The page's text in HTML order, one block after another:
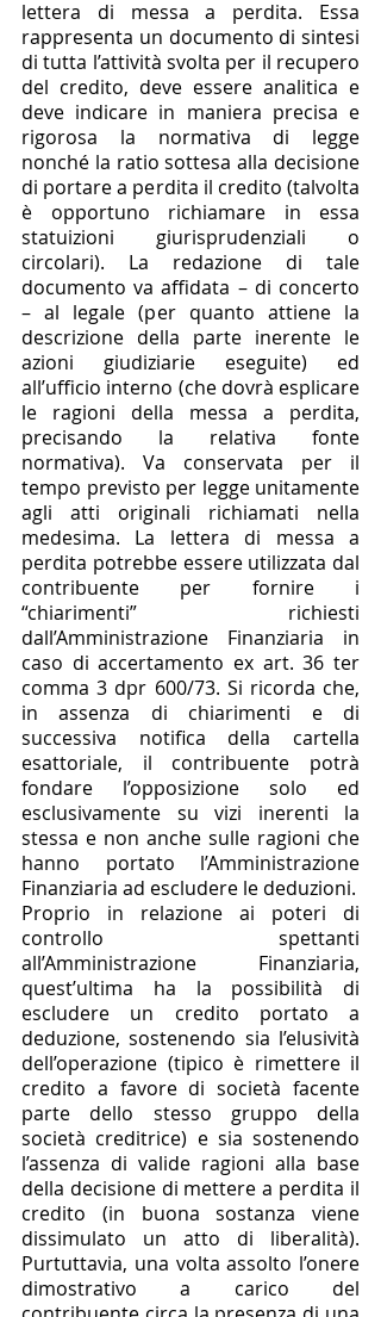
lettera di messa a perdita. Essa
rappresenta un documento di sintesi
di tutta l’attività svolta per il recupero
del credito, deve essere analitica e
deve indicare in maniera precisa e
rigorosa la normativa di legge
nonché la ratio sottesa alla decisione
di portare a perdita il credito (talvolta
è opportuno richiamare in essa
statuizioni giurisprudenziali o
circolari). La redazione di tale
documento va affidata – di concerto
– al legale (per quanto attiene la
descrizione della parte inerente le
azioni giudiziarie eseguite) ed
all’ufficio interno (che dovrà esplicare
le ragioni della messa a perdita,
precisando la relativa fonte
normativa). Va conservata per il
tempo previsto per legge unitamente
agli atti originali richiamati nella
medesima. La lettera di messa a
perdita potrebbe essere utilizzata dal
contribuente per fornire i
“chiarimenti” richiesti
dall’Amministrazione Finanziaria in
caso di accertamento ex art. 36 ter
comma 3 dpr 600/73. Si ricorda che,
in assenza di chiarimenti e di
successiva notifica della cartella
esattoriale, il contribuente potrà
fondare l’opposizione solo ed
esclusivamente su vizi inerenti la
stessa e non anche sulle ragioni che
hanno portato l’Amministrazione
Proprio in relazione ai poteri di
controllo spettanti
all’Amministrazione Finanziaria,
quest’ultima ha la possibilità di
escludere un credito portato a
deduzione, sostenendo sia l’elusività
dell’operazione (tipico è rimettere il
credito a favore di società facente
parte dello stesso gruppo della
società creditrice) e sia sostenendo
l’assenza di valide ragioni alla base
della decisione di mettere a perdita il
credito (in buona sostanza viene
dissimulato un atto di liberalità).
Purtuttavia, una volta assolto l’onere
dimostrativo a carico del